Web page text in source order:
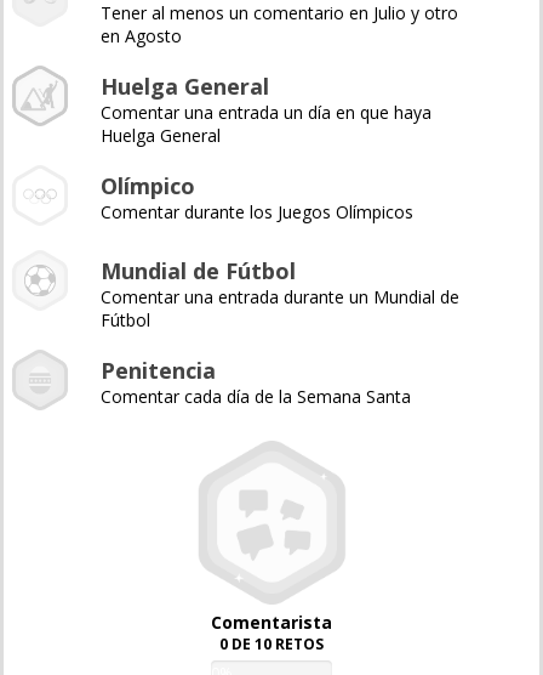
Tener al menos un comentario en Julio y otro
en Agosto
Huelga General
Comentar una entrada un día en que haya
Huelga General
Olímpico
Comentar durante los Juegos Olímpicos
Mundial de Fútbol
Comentar una entrada durante un Mundial de
Fútbol
Penitencia
Comentar cada día de la Semana Santa
Comentarista
0 DE 10 RETOS